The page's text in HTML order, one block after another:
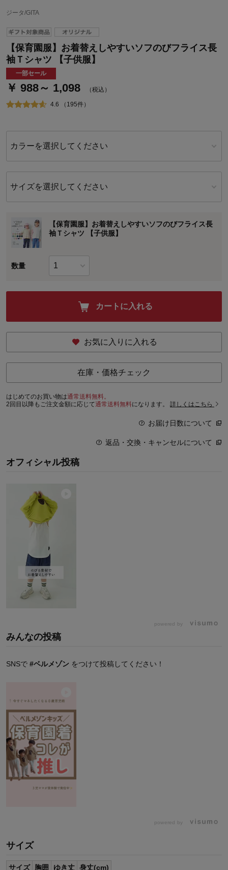
ジータ/GITA
【保育園服】お着替えしやすいソフのびフライス長
袖Ｔシャツ 【子供服】
一部セール
￥ 988～ 1,098 （税込）
4.6 （195件）
カラーを選択してください
サイズを選択してください
【保育園服】お着替えしやすいソフのびフライス長
袖Ｔシャツ 【子供服】
数量
カートに入れる
お気に入りに入れる
在庫・価格チェック
はじめてのお買い物は通常送料無料。
2回目以降もご注文金額に応じて通常送料無料になります。 詳しくはこちら
お届け日数について
返品・交換・キャンセルについて
オフィシャル投稿
powered by
みんなの投稿
SNSで #ベルメゾン をつけて投稿してください！
powered by
サイズ
サイズ 胸囲 ゆき丈 身丈(cm)